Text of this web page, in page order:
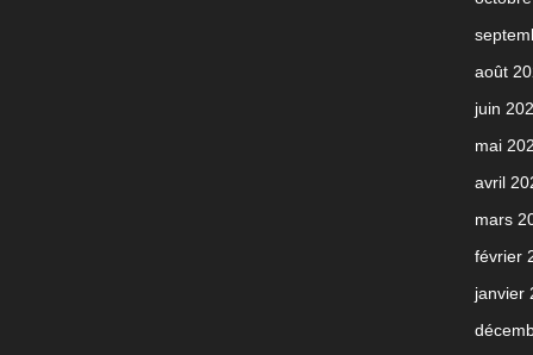
août
juin
mai
avril
mars
février
janvier